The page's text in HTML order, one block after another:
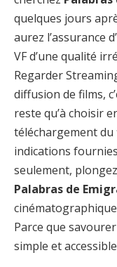
quelques jours
aurez l’assurance
VF d’une qualité
Regarder
diffusion de films,
reste qu’à choisir
téléchargement du
indications
seulement,
Palabras de
Parce que
simple et